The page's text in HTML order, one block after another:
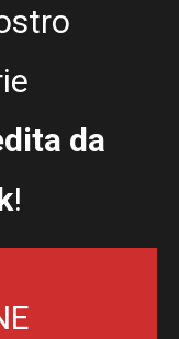
da
!